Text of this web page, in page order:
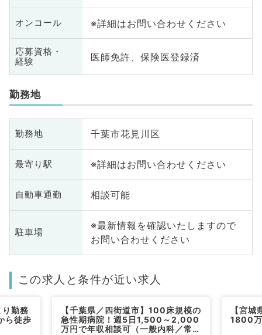
オンコール ※詳細はお問い合わせください
応募資格・
経験
医師免許、保険医登録済
勤務地
勤務地 千葉市花見川区
最寄り駅 ※詳細はお問い合わせください
自動車通勤 相談可能
駐車場
※最新情報を確認いたしますので
お問い合わせください
この求人と条件が近い求人
勤務
ら徒歩
【千葉県／四街道市】100床規模の
急性期病院！週5日1,500～2,000
万円で年収相談可（一般内科／常
【宮
1800万